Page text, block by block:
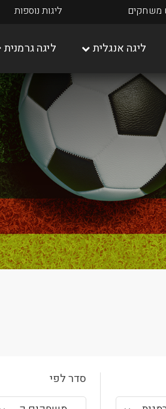
משחקים ליגות נוספות
ליגה אנגלית ליגה גרמנית
סדר לפי